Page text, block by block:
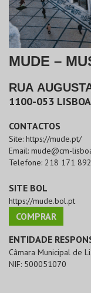
MUDE –
RUA
1100-053 LISBOA
CONTACTOS
Site: https://mude.pt/
Email: mude@cm-
Telefone: 218 171 892
SITE BOL
https://mude.bol.pt
COMPRAR
ENTIDADE
Câmara Municipal de
NIF: 500051070